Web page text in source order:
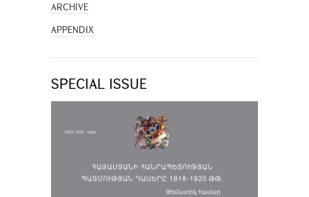
ARCHIVE
APPENDIX
SPECIAL ISSUE